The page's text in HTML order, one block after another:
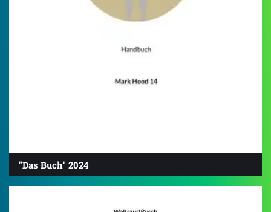
"Das Buch" 2024